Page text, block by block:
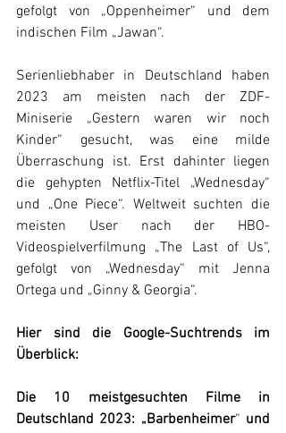
gefolgt von „Oppenheimer“ und dem
indischen Film „Jawan“.
Serienliebhaber in Deutschland haben
2023 am meisten nach der ZDF-
Miniserie „Gestern waren wir noch
Kinder“ gesucht, was eine milde
Überraschung ist. Erst dahinter liegen
die gehypten Netflix-Titel „Wednesday“
und „One Piece“. Weltweit suchten die
meisten User nach der HBO-
Videospielverfilmung „The Last of Us“,
gefolgt von „Wednesday“ mit Jenna
Ortega und „Ginny & Georgia“.
Hier sind die Google-Suchtrends im
Überblick:
Die 10 meistgesuchten Filme in
Deutschland 2023: „Barbenheimer“ und